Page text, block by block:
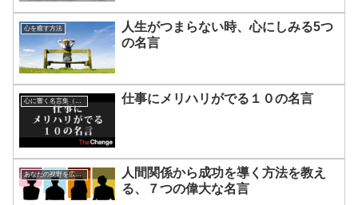
心を癒す方法
人生がつまらない時、心にしみる5つ
の名言
心に響く名言集（動画） 仕事にメリハリがでる１０の名言
あなたの視野を広げる方法
人間関係から成功を導く方法を教え
る、７つの偉大な名言